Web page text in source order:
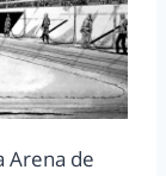
Arena de